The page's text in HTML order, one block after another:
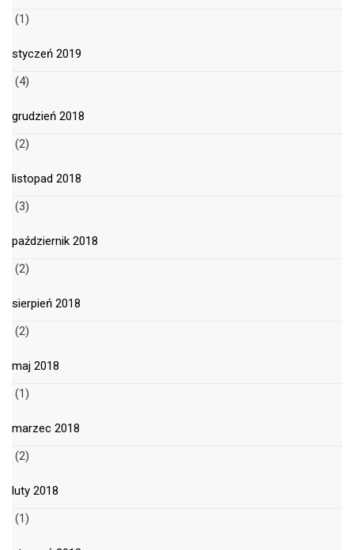
(1)
styczeń 2019
(4)
grudzień 2018
(2)
listopad 2018
(3)
październik 2018
(2)
sierpień 2018
(2)
maj 2018
(1)
marzec 2018
(2)
luty 2018
(1)